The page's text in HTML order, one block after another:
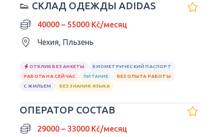
👟 СКЛАД ОДЕЖДЫ ADIDAS
40000 – 55000 Kč/месяц
Чехия, Пльзень
ОТКЛИК БЕЗ АНКЕТЫ
БИОМЕТРИЧЕСКИЙ ПАСПОРТ
РАБОТА НА СЕЙЧАС
ПИТАНИЕ
БЕЗ ОПЫТА РАБОТЫ
С ЖИЛЬЕМ
БЕЗ ЗНАНИЯ ЯЗЫКА
ОПЕРАТОР СОСТАВ
29000 – 33000 Kč/месяц